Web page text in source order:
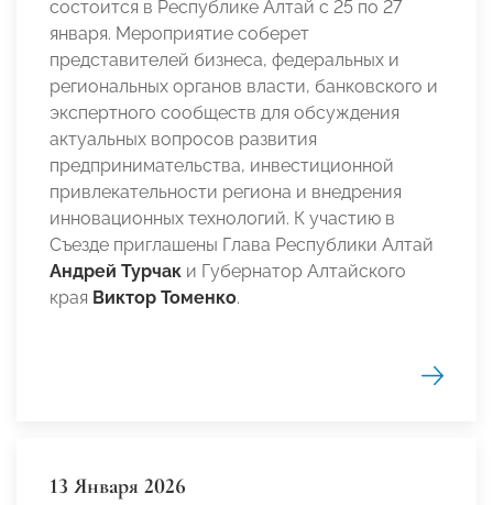
состоится в Республике Алтай с 25 по 27
января. Мероприятие соберет
представителей бизнеса, федеральных и
региональных органов власти, банковского и
экспертного сообществ для обсуждения
актуальных вопросов развития
предпринимательства, инвестиционной
привлекательности региона и внедрения
инновационных технологий. К участию в
Съезде приглашены Глава Республики Алтай
Андрей Турчак и Губернатор Алтайского
края Виктор Томенко.
13 Января 2026